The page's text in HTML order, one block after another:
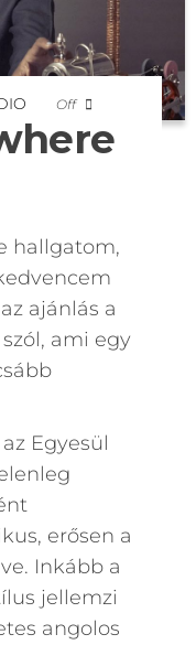
Off
hallgatom,
ajánlás a
szól, ami egy
Egyesül
erősen a
Inkább a
jellemzi
angolos